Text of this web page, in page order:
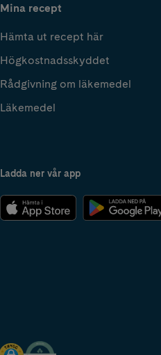
Mina recept
Hämta ut recept här
Högkostnadsskyddet
Rådgivning om läkemedel
Läkemedel
Ladda ner vår app